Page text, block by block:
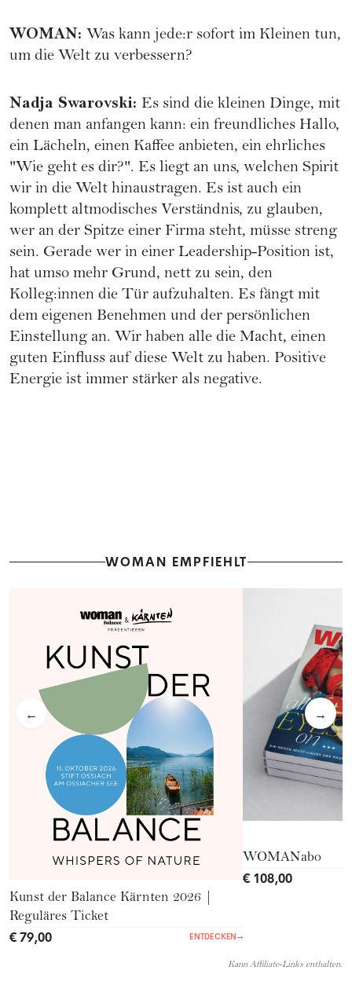
WOMAN: Was kann jede:r sofort im Kleinen tun,
um die Welt zu verbessern?
Nadja Swarovski: Es sind die kleinen Dinge, mit
denen man anfangen kann: ein freundliches Hallo,
ein Lächeln, einen Kaffee anbieten, ein ehrliches
"Wie geht es dir?". Es liegt an uns, welchen Spirit
wir in die Welt hinaustragen. Es ist auch ein
komplett altmodisches Verständnis, zu glauben,
wer an der Spitze einer Firma steht, müsse streng
sein. Gerade wer in einer Leadership-Position ist,
hat umso mehr Grund, nett zu sein, den
Kolleg:innen die Tür aufzuhalten. Es fängt mit
dem eigenen Benehmen und der persönlichen
Einstellung an. Wir haben alle die Macht, einen
guten Einfluss auf diese Welt zu haben. Positive
Energie ist immer stärker als negative.
WOMAN EMPFIEHLT
← →
Kunst der Balance Kärnten 2026 |
Reguläres Ticket
€ 79,00 ENTDECKEN→
WOMANabo
€ 108,00
Kann Affiliate-Links enthalten.